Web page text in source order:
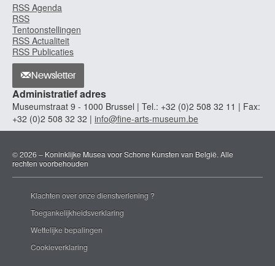
RSS Agenda
RSS
Tentoonstellingen
RSS Actualiteit
RSS Publicaties
Newsletter
Administratief adres
Museumstraat 9 - 1000 Brussel | Tel.: +32 (0)2 508 32 11 | Fax:
+32 (0)2 508 32 32 | info@fine-arts-museum.be
© 2026 – Koninklijke Musea voor Schone Kunsten van België. Alle
rechten voorbehouden
Klachten over onze dienstverlening ?
Toegankelijkheidsverklaring
Wettelijke bepalingen
Cookieverklaring